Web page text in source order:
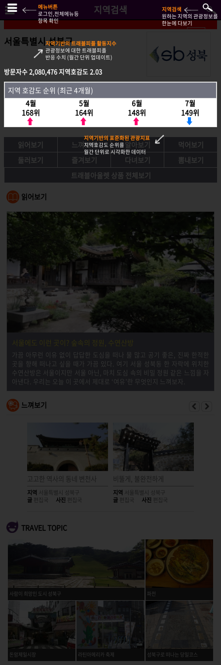
지역검색
서울특별시 성북구
방문자수2,080,476지역호감도 2.03
지역호감도 순위 (최근 4개월)
4월
168위
5월
164위
6월
148위
7월
149위
읽어보기 느껴보기 알아보기
먹어보기
둘러보기
즐겨보기 다녀보기
뽐내보기
트래블아울렛 상품 전체보기
읽어보기
서울에도 이런 곳이? 숲속의 정원, 수연산방
가끔 아무런 이유 없이 답답한 도심을 떠나 물 많고 공기 좋은, 진짜 한적한
곳을 향해 떠나고 싶을 때가 가끔 있다. 여기 서울 성북동 한 자락에 위치한
수연산방은 서울이지만 서울 아닌, 마치 도심 속의 비밀 정원 같은 느낌을 자
아낸다. 우리는 오늘 이 곳에서 제대로 ‘여유’란 무엇인지 느껴보자.
느껴보기
고고한 역사의 동네 변천사
지역 서울특별시 성북구
글 편집국 사진 편집국
비뚤게, 불완전하게
지역 서울특별시 성북구
글 편집국 사진 편집국
TRAVEL TOPIC
라틴아메리카 축제 성북구로 떠나는 당일코스
사람이 희망인 도시 성북구 파전
돈암제일시장
방문자수2,080,476지역호감도 2.03
지역 호감도 순위 (최근 4개월)
4월
168위
5월
164위
6월
148위
7월
149위
메뉴버튼
로그인,전체메뉴등
항목 확인
지역검색
원하는 지역의 관광정보를
한눈에 다보기
지역기반의 트래블피플 활동지수
관광정보에 대한 트래블피플
반응 수치 (월간 단위 업데이트)
지역기반의 표준화된 관광지표
지역호감도 순위를
월간 단위로 시각화한 데이터